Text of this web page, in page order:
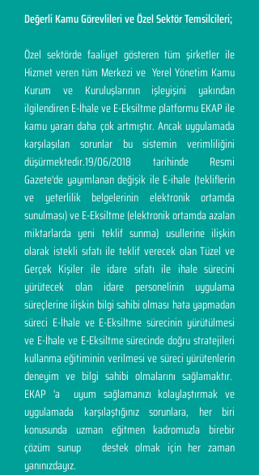
Değerli Kamu Görevlileri ve Özel Sektör Temsilcileri;
Özel sektörde faaliyet gösteren tüm şirketler ile
Hizmet veren tüm Merkezi ve Yerel Yönetim Kamu
Kurum ve Kuruluşlarının işleyişini yakından
ilgilendiren E-İhale ve E-Eksiltme platformu EKAP ile
kamu yararı daha çok artmıştır. Ancak uygulamada
karşılaşılan sorunlar bu sistemin verimliliğini
düşürmektedir.19/06/2018 tarihinde Resmi
Gazete'de yayımlanan değişik ile E-ihale (tekliflerin
ve yeterlilik belgelerinin elektronik ortamda
sunulması) ve E-Eksiltme (elektronik ortamda azalan
miktarlarda yeni teklif sunma) usullerine ilişkin
olarak istekli sıfatı ile teklif verecek olan Tüzel ve
Gerçek Kişiler ile idare sıfatı ile ihale sürecini
yürütecek olan idare personelinin uygulama
süreçlerine ilişkin bilgi sahibi olması hata yapmadan
süreci E-İhale ve E-Eksiltme sürecinin yürütülmesi
ve E-İhale ve E-Eksiltme sürecinde doğru stratejileri
kullanma eğitiminin verilmesi ve süreci yürütenlerin
deneyim ve bilgi sahibi olmalarını sağlamaktır.
EKAP 'a uyum sağlamanızı kolaylaştırmak ve
uygulamada karşılaştığınız sorunlara, her biri
konusunda uzman eğitmen kadromuzla birebir
çözüm sunup destek olmak için her zaman
yanınızdayız.